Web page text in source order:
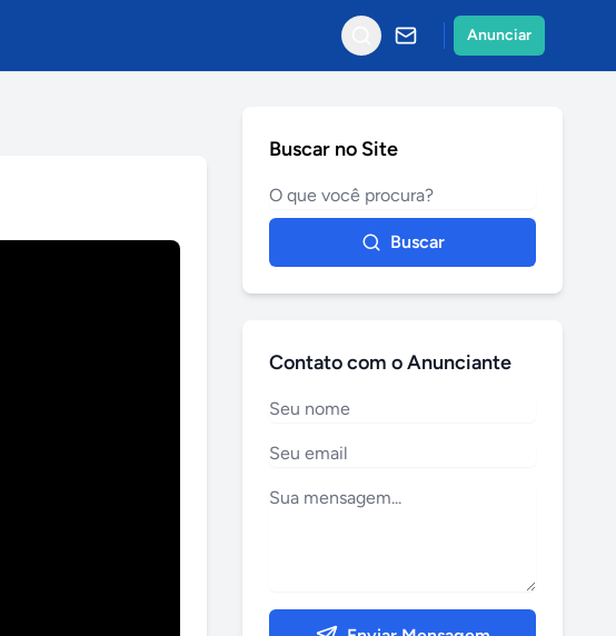
Anunciar
Buscar no Site
Buscar
Contato com o Anunciante